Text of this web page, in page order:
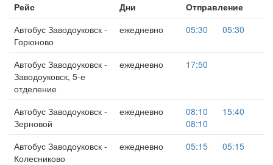
Рейс Дни
Отправление
Автобус Заводоуковск -
Горюново
ежедневно 05:30 05:30
Автобус Заводоуковск -
Заводоуковск, 5-е
отделение
ежедневно 17:50
Автобус Заводоуковск -
Зерновой
ежедневно 08:10
15:40
08:10
Автобус Заводоуковск -
Колесниково
ежедневно 05:15 05:15